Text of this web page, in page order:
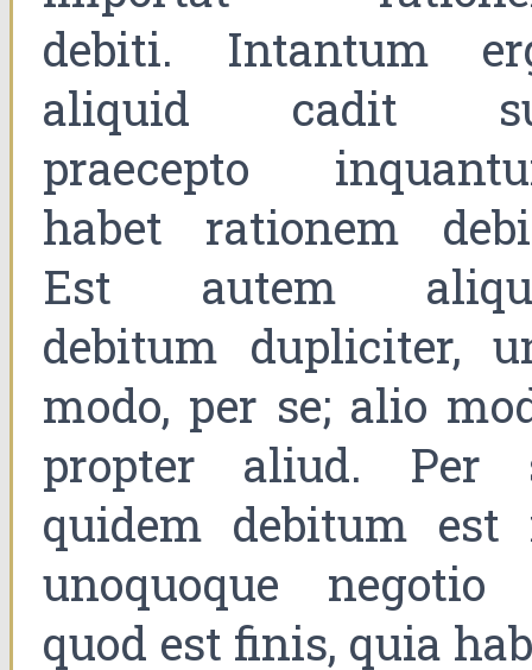
debiti. Intantum
aliquid cadit
praecepto
habet rationem
Est autem
debitum dupliciter,
modo, per se; alio
propter aliud. Per
quidem debitum est
unoquoque negotio
quod est finis, quia